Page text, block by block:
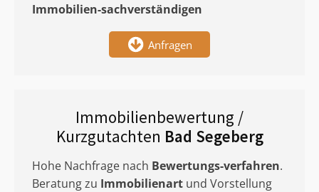
Immobilien-sachverständigen
Anfragen
Immobilienbewertung /
Kurzgutachten Bad Segeberg
Hohe Nachfrage nach Bewertungs-verfahren.
Beratung zu Immobilienart und Vorstellung